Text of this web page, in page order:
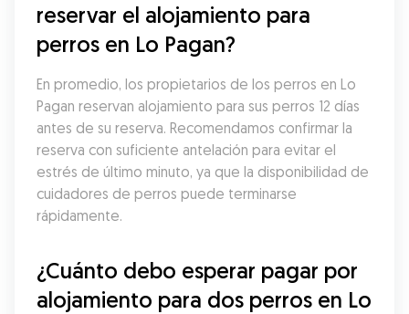
reservar el alojamiento para
perros en Lo Pagan?
En promedio, los propietarios de los perros en Lo
Pagan reservan alojamiento para sus perros 12 días
antes de su reserva. Recomendamos confirmar la
reserva con suficiente antelación para evitar el
estrés de último minuto, ya que la disponibilidad de
cuidadores de perros puede terminarse
rápidamente.
¿Cuánto debo esperar pagar por
alojamiento para dos perros en Lo